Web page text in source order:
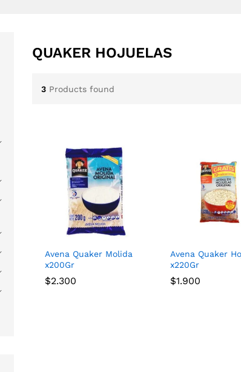
QUAKER HOJUELAS
3 Products found
Avena Quaker Molida
x200Gr
$2.300
$2.300
Avena Quaker
x220Gr
$1.900
$1.900